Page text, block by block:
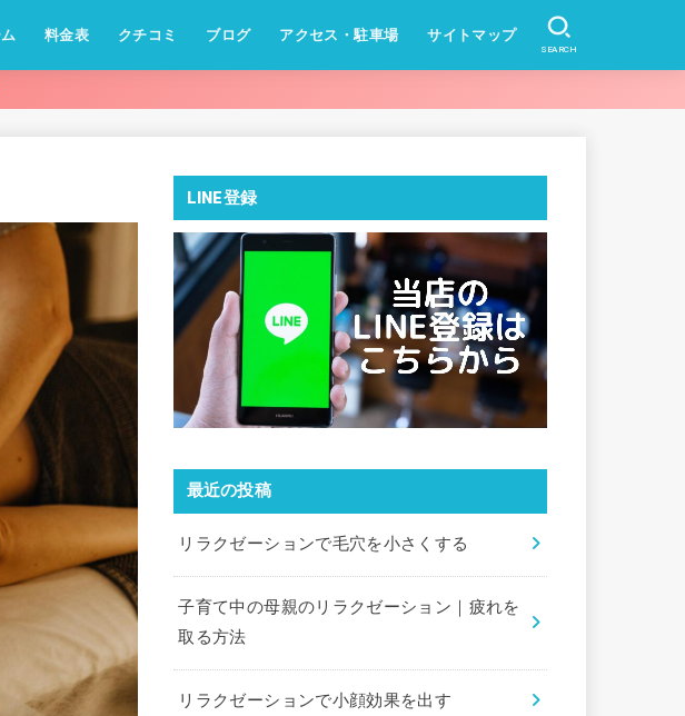
料金表 クチコミ ブログ アクセス・駐車場 サイトマップ
SEARCH
LINE登録
最近の投稿
リラクゼーションで毛穴を小さくする
子育て中の母親のリラクゼーション｜疲れを
取る方法
リラクゼーションで小顔効果を出す